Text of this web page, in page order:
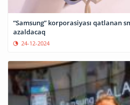
“Samsung” korporasiyası qatlanan
azaldacaq
24-12-2024